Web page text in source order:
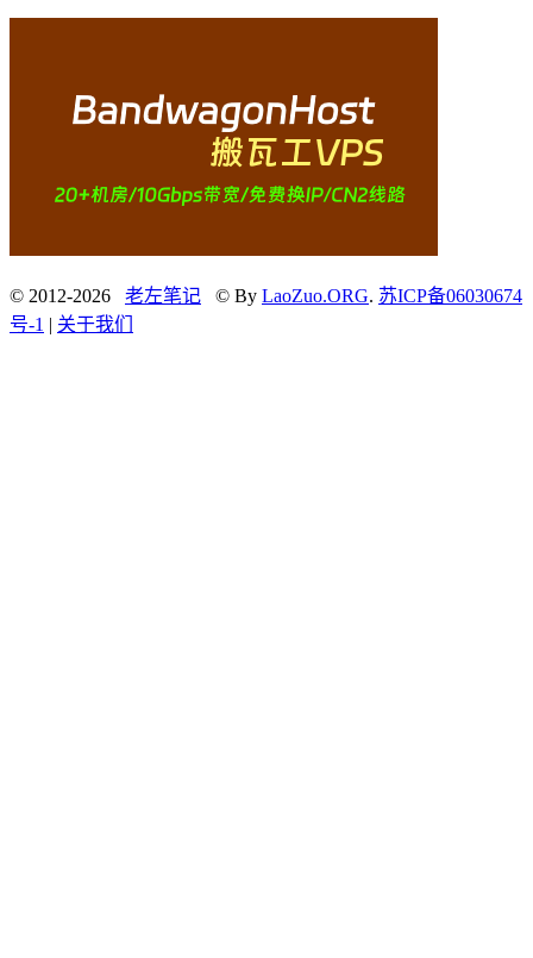
© 2012-2026 老左笔记 © By LaoZuo.ORG. 苏ICP备06030674
号-1 | 关于我们